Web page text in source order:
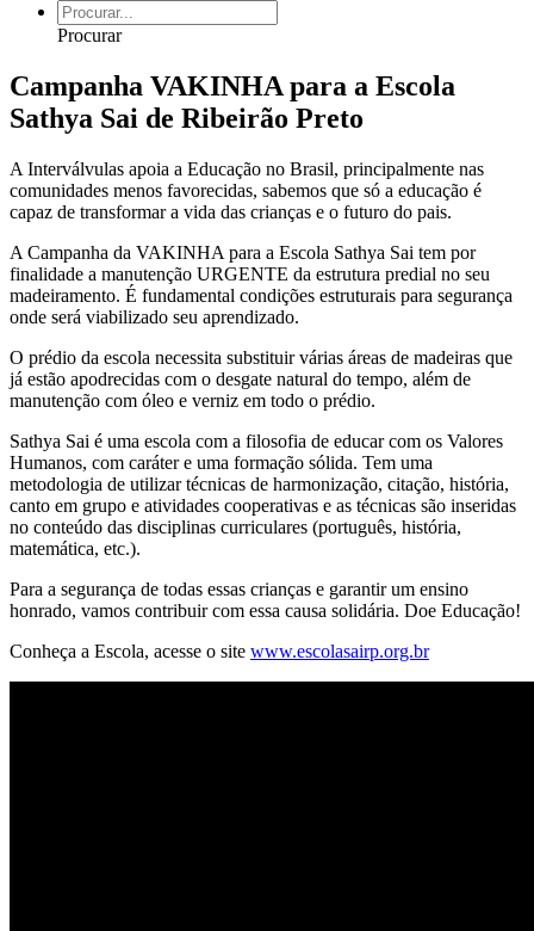
Procurar
Campanha VAKINHA para a Escola
Sathya Sai de Ribeirão Preto
A Interválvulas apoia a Educação no Brasil, principalmente nas
comunidades menos favorecidas, sabemos que só a educação é
capaz de transformar a vida das crianças e o futuro do pais.
A Campanha da VAKINHA para a Escola Sathya Sai tem por
finalidade a manutenção URGENTE da estrutura predial no seu
madeiramento. É fundamental condições estruturais para segurança
onde será viabilizado seu aprendizado.
O prédio da escola necessita substituir várias áreas de madeiras que
já estão apodrecidas com o desgate natural do tempo, além de
manutenção com óleo e verniz em todo o prédio.
Sathya Sai é uma escola com a filosofia de educar com os Valores
Humanos, com caráter e uma formação sólida. Tem uma
metodologia de utilizar técnicas de harmonização, citação, história,
canto em grupo e atividades cooperativas e as técnicas são inseridas
no conteúdo das disciplinas curriculares (português, história,
matemática, etc.).
Para a segurança de todas essas crianças e garantir um ensino
honrado, vamos contribuir com essa causa solidária. Doe Educação!
Conheça a Escola, acesse o site www.escolasairp.org.br